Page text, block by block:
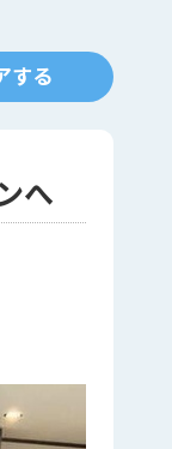
する
へ